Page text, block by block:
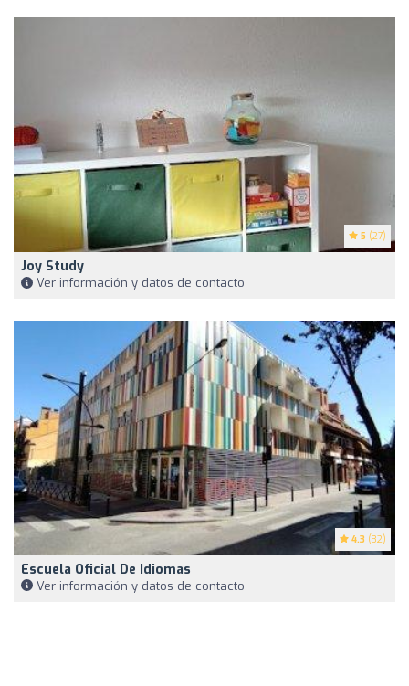
5 (27)
Joy Study
Ver información y datos de contacto
4.3 (32)
Escuela Oficial De Idiomas
Ver información y datos de contacto